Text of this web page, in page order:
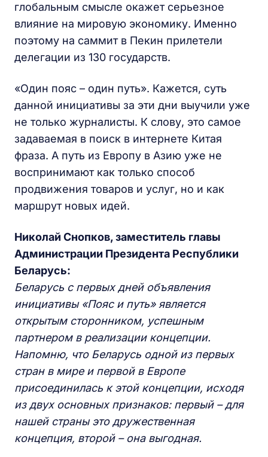
глобальным смысле окажет серьезное
влияние на мировую экономику. Именно
поэтому на саммит в Пекин прилетели
делегации из 130 государств.
«Один пояс – один путь». Кажется, суть
данной инициативы за эти дни выучили уже
не только журналисты. К слову, это самое
задаваемая в поиск в интернете Китая
фраза. А путь из Европу в Азию уже не
воспринимают как только способ
продвижения товаров и услуг, но и как
маршрут новых идей.
Николай Снопков, заместитель главы
Администрации Президента Республики
Беларусь:
Беларусь с первых дней объявления
инициативы «Пояс и путь» является
открытым сторонником, успешным
партнером в реализации концепции.
Напомню, что Беларусь одной из первых
стран в мире и первой в Европе
присоединилась к этой концепции, исходя
из двух основных признаков: первый – для
нашей страны это дружественная
концепция, второй – она выгодная.